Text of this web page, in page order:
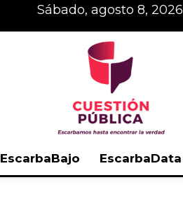
sábado, agosto 8, 2026
EscarbaBajo EscarbaData